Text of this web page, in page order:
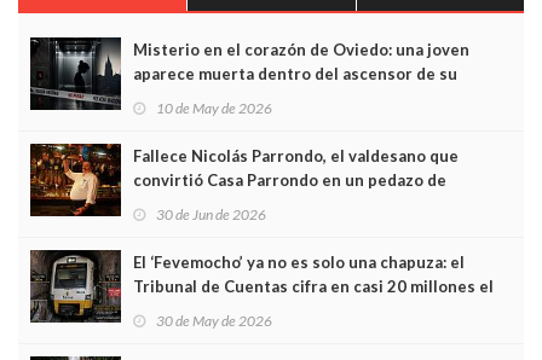
Misterio en el corazón de Oviedo: una joven
aparece muerta dentro del ascensor de su
edificio y las cámaras captan sus últimos minutos
10 de May de 2026
Fallece Nicolás Parrondo, el valdesano que
convirtió Casa Parrondo en un pedazo de
Asturias en Madrid
30 de Jun de 2026
El ‘Fevemocho’ ya no es solo una chapuza: el
Tribunal de Cuentas cifra en casi 20 millones el
sobrecoste de los trenes que no cabían por los
30 de May de 2026